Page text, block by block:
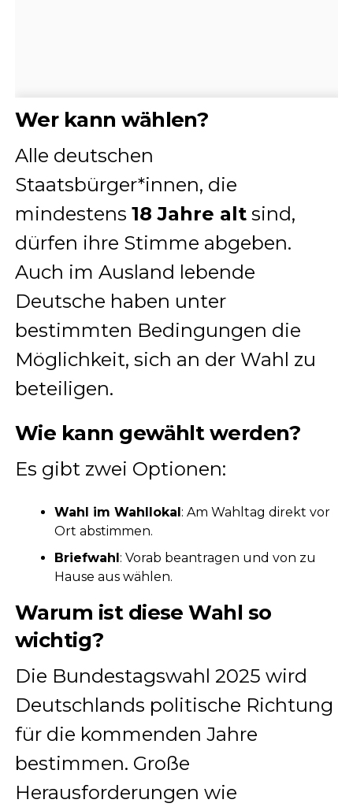
Wer kann wählen?
Alle deutschen
Staatsbürger*innen, die
mindestens 18 Jahre altsind,
dürfen ihre Stimme abgeben.
Auch im Ausland lebende
Deutsche haben unter
bestimmten Bedingungen die
Möglichkeit, sich an der Wahl zu
beteiligen.
Wie kann gewählt werden?
Es gibt zwei Optionen:
Wahl im Wahllokal : Am Wahltag direkt vor
Ort abstimmen.
Briefwahl : Vorab beantragen und von zu
Hause aus wählen.
Warum ist diese Wahl so
wichtig?
Die Bundestagswahl 2025 wird
Deutschlands politische Richtung
für die kommenden Jahre
bestimmen. Große
Herausforderungen wie